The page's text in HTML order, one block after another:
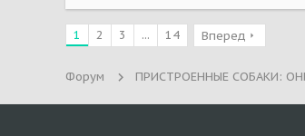
1 2 3 ... 14 Вперед
Форум